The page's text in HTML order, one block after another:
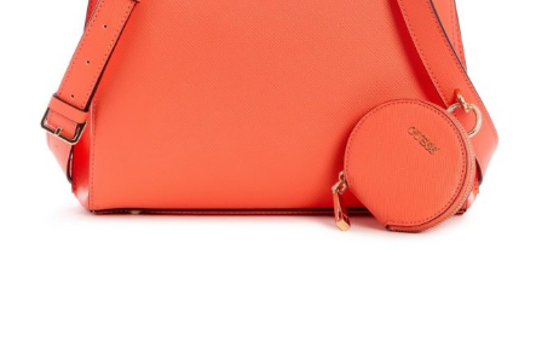
Login com Login comGoogle